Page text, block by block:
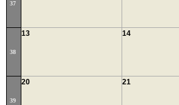
37
38
13 14
39
20 21